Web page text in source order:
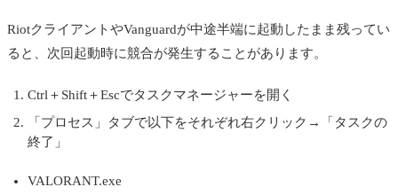
RiotクライアントやVanguardが中途半端に起動したまま残ってい
ると、次回起動時に競合が発生することがあります。
Ctrl＋Shift＋Escでタスクマネージャーを開く
「プロセス」タブで以下をそれぞれ右クリック→「タスクの
終了」
VALORANT.exe